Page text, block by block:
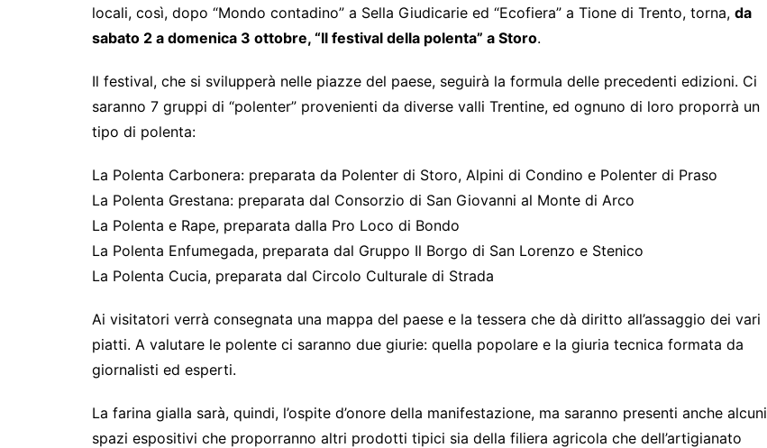
locali, così, dopo “Mondo contadino” a Sella Giudicarie ed “Ecofiera” a Tione di Trento, torna, da
sabato 2 a domenica 3 ottobre, “Il festival della polenta” a Storo.
Il festival, che si svilupperà nelle piazze del paese, seguirà la formula delle precedenti edizioni. Ci
saranno 7 gruppi di “polenter” provenienti da diverse valli Trentine, ed ognuno di loro proporrà un
tipo di polenta:
La Polenta Carbonera: preparata da Polenter di Storo, Alpini di Condino e Polenter di Praso
La Polenta Grestana: preparata dal Consorzio di San Giovanni al Monte di Arco
La Polenta e Rape, preparata dalla Pro Loco di Bondo
La Polenta Enfumegada, preparata dal Gruppo Il Borgo di San Lorenzo e Stenico
La Polenta Cucia, preparata dal Circolo Culturale di Strada
Ai visitatori verrà consegnata una mappa del paese e la tessera che dà diritto all’assaggio dei vari
piatti. A valutare le polente ci saranno due giurie: quella popolare e la giuria tecnica formata da
giornalisti ed esperti.
La farina gialla sarà, quindi, l’ospite d’onore della manifestazione, ma saranno presenti anche alcuni
spazi espositivi che proporranno altri prodotti tipici sia della filiera agricola che dell’artigianato